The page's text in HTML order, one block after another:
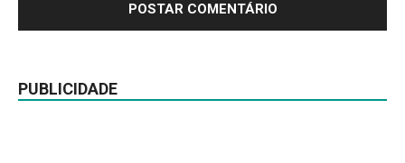
PUBLICIDADE